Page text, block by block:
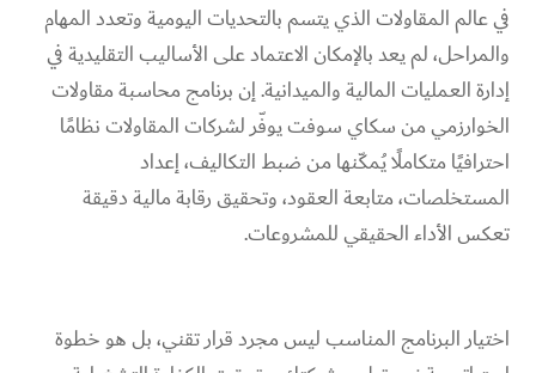
في عالم المقاولات الذي يتسم بالتحديات اليومية وتعدد المهام
والمراحل، لم يعد بالإمكان الاعتماد على الأساليب التقليدية في
إدارة العمليات المالية والميدانية. إن برنامج محاسبة مقاولات
الخوارزمي من سكاي سوفت يوفّر لشركات المقاولات نظامًا
احترافيًا متكاملًا يُمكّنها من ضبط التكاليف، إعداد
المستخلصات، متابعة العقود، وتحقيق رقابة مالية دقيقة
تعكس الأداء الحقيقي للمشروعات.
اختيار البرنامج المناسب ليس مجرد قرار تقني، بل هو خطوة